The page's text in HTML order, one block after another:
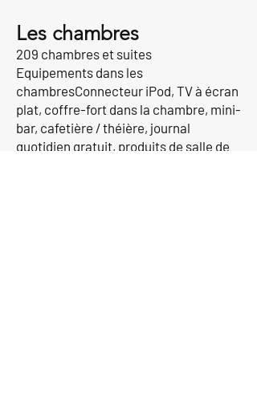
Les chambres
209 chambres et suites
Equipements dans les
chambresConnecteur iPod, TV à écran
plat, coffre-fort dans la chambre, mini-
bar, cafetière / théière, journal
quotidien gratuit, produits de salle de